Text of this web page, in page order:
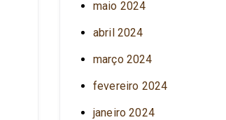
maio 2024
abril 2024
março 2024
fevereiro 2024
janeiro 2024